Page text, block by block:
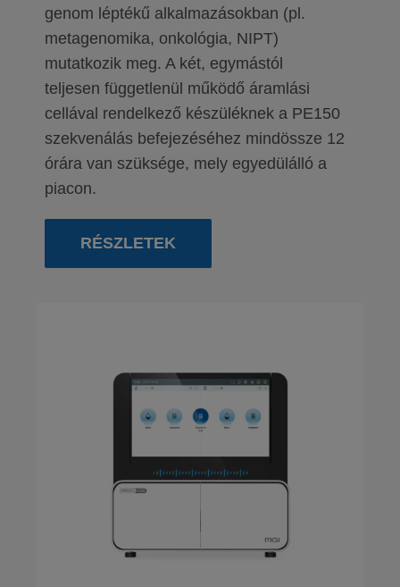
genom léptékű alkalmazásokban (pl.
metagenomika, onkológia, NIPT)
mutatkozik meg. A két, egymástól
teljesen függetlenül működő áramlási
cellával rendelkező készüléknek a PE150
szekvenálás befejezéséhez mindössze 12
órára van szüksége, mely egyedülálló a
piacon.
RÉSZLETEK